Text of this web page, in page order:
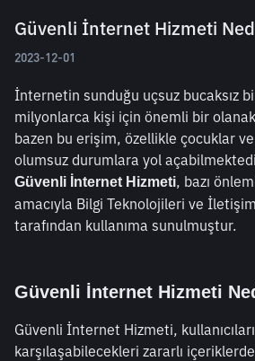
Güvenli İnternet Hizmeti
2023-12-01
İnternetin sunduğu uçsuz bucaksız
milyonlarca kişi için önemli bir
bazen bu erişim, özellikle çocuklar
Güvenli İnternet Hizmeti, bazı
amacıyla Bilgi Teknolojileri ve
tarafından kullanıma sunulmuştur.
Güvenli İnternet Hizmeti
Güvenli İnternet Hizmeti,
karşılaşabilecekleri zararlı